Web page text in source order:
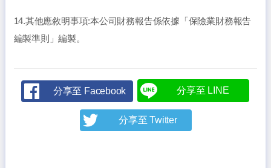
14.其他應敘明事項:本公司財務報告係依據「保險業財務報告
編製準則」編製。
分享至 Facebook 分享至 LINE
分享至 Twitter